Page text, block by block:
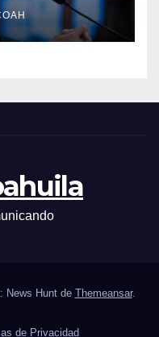
News Hunt de Themeansar.
de Privacidad